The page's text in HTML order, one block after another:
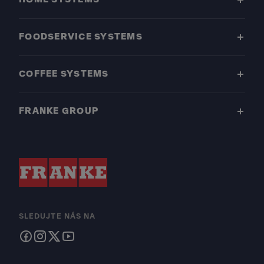
FOODSERVICE SYSTEMS
COFFEE SYSTEMS
FRANKE GROUP
SLEDUJTE NÁS NA